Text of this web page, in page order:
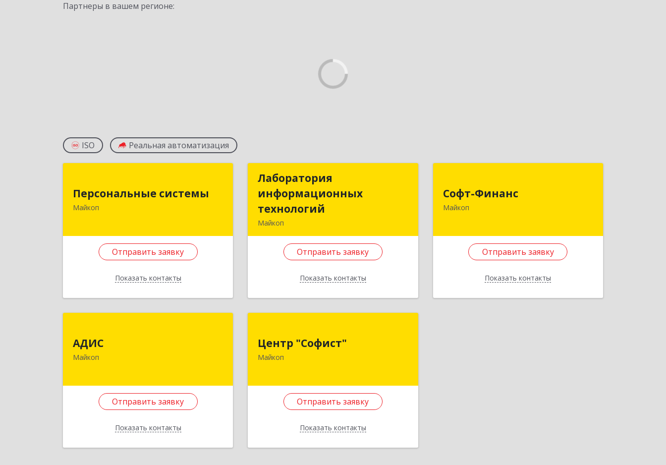
Партнеры в вашем регионе:
ISO Реальная автоматизация
Персональные системы
Майкоп
Отправить заявку
Показать контакты
Подробнее
Отправить заявку
Лаборатория
информационных
технологий
Майкоп
Отправить заявку
Показать контакты
информационных
Ленина ул., д. 41, офис 4
Софт-Финанс
Майкоп
Отправить заявку
Показать контакты
Подробнее
Отправить заявку
АДИС
Майкоп
Отправить заявку
Показать контакты
Краснооктябрьская ул, дом № 59, кв.1
Подробнее
Отправить заявку
Центр "Софист"
Майкоп
Отправить заявку
Показать контакты
385020, Адыгея Респ, Майкоп г, 8
Подробнее
Отправить заявку